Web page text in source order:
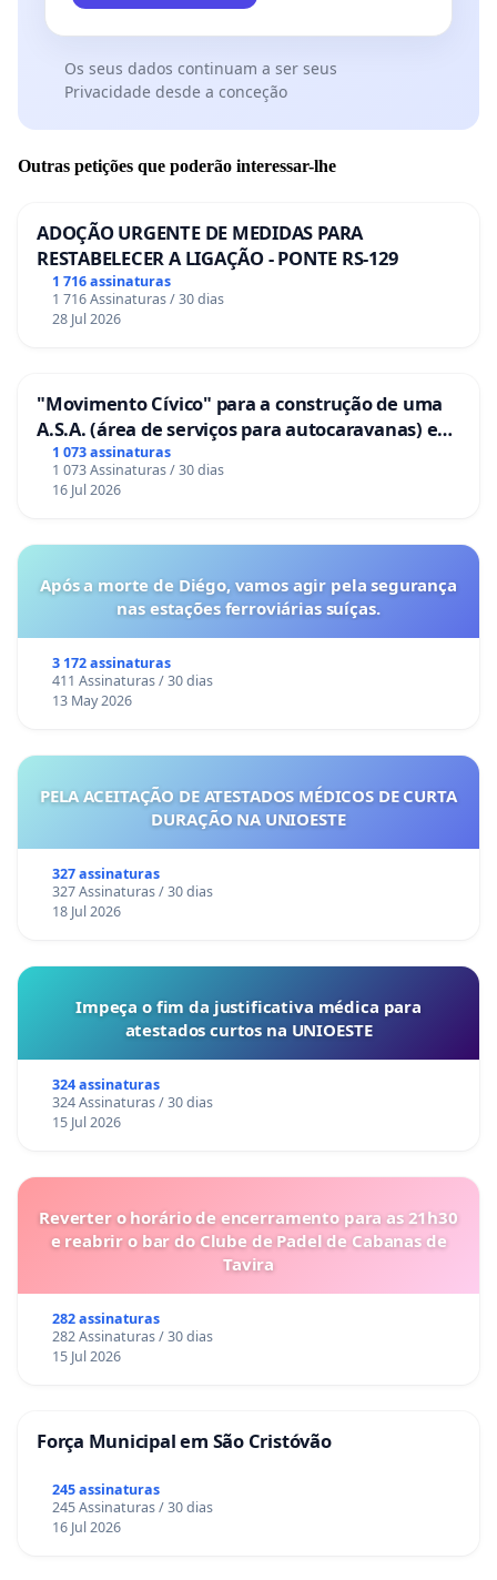
Os seus dados continuam a ser seus
Privacidade desde a conceção
Outras petições que poderão interessar-lhe
ADOÇÃO URGENTE DE MEDIDAS PARA
RESTABELECER A LIGAÇÃO - PONTE RS-129
1 716 assinaturas
1 716 Assinaturas / 30 dias
28 Jul 2026
"Movimento Cívico" para a construção de uma
A.S.A. (área de serviços para autocaravanas) em
Coimbra
1 073 assinaturas
1 073 Assinaturas / 30 dias
16 Jul 2026
Após a morte de Diégo, vamos agir pela segurança
nas estações ferroviárias suíças.
3 172 assinaturas
411 Assinaturas / 30 dias
13 May 2026
PELA ACEITAÇÃO DE ATESTADOS MÉDICOS DE CURTA
DURAÇÃO NA UNIOESTE
327 assinaturas
327 Assinaturas / 30 dias
18 Jul 2026
Impeça o fim da justificativa médica para
atestados curtos na UNIOESTE
324 assinaturas
324 Assinaturas / 30 dias
15 Jul 2026
Reverter o horário de encerramento para as 21h30
e reabrir o bar do Clube de Padel de Cabanas de
Tavira
282 assinaturas
282 Assinaturas / 30 dias
15 Jul 2026
Força Municipal em São Cristóvão
245 assinaturas
245 Assinaturas / 30 dias
16 Jul 2026